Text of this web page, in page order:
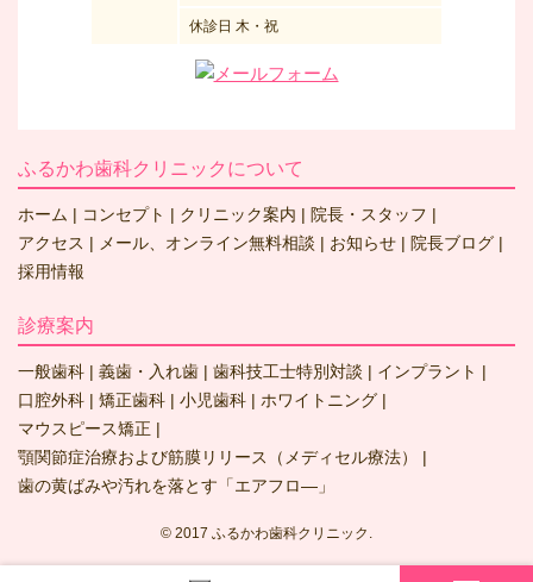
休診日 木・祝
ふるかわ歯科クリニックについて
ホーム コンセプト クリニック案内
院長・スタッフ
アクセス
メール、オンライン無料相談 お知らせ
院長ブログ
採用情報
診療案内
一般歯科 義歯・入れ歯 歯科技工士特別対談
インプラント
口腔外科
矯正歯科 小児歯科
ホワイトニング
マウスピース矯正
顎関節症治療および筋膜リリース（メディセル療法）
歯の黄ばみや汚れを落とす「エアフロ―」
© 2017 ふるかわ歯科クリニック.